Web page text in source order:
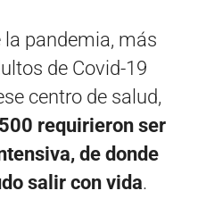
la pandemia, más
de Covid-19
centro de salud,
requirieron ser
de donde
salir con vida.